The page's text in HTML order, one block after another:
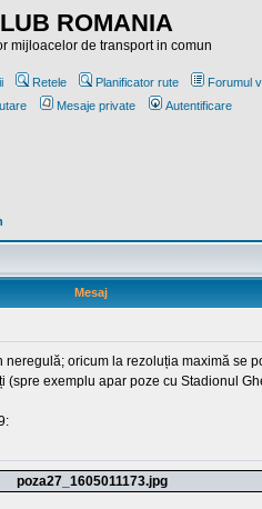
ROMANIA
mijloacelor de transport in comun
Retele Planificator rute Forumul
Mesaje private Autentificare
Mesaj
oricum la rezoluția maximă se
exemplu apar poze cu Stadionul
poza27_1605011173.jpg